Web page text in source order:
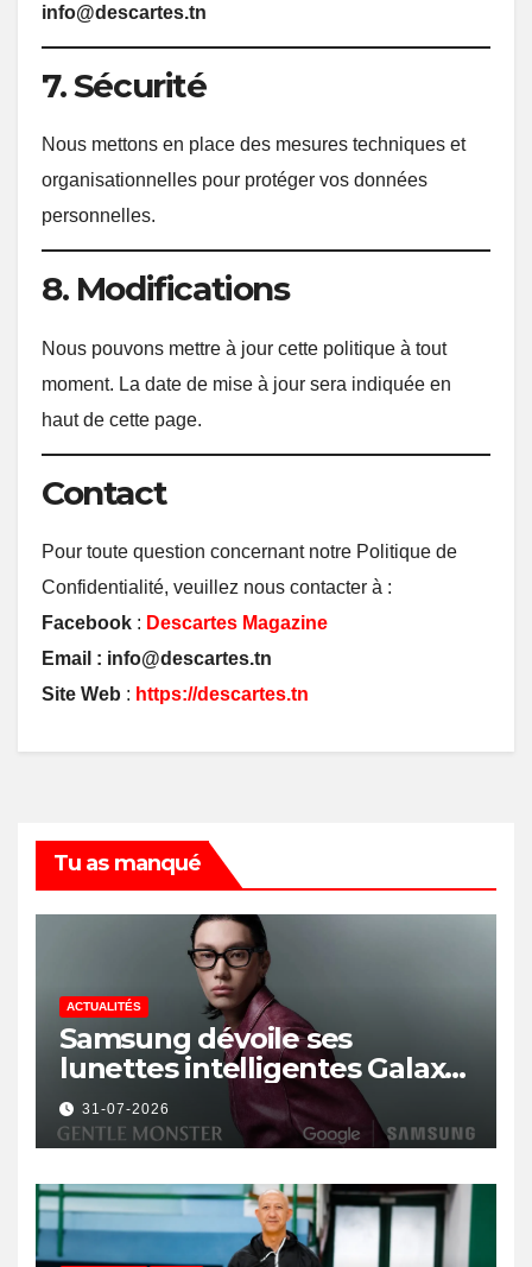
info@descartes.tn
7. Sécurité
Nous mettons en place des mesures techniques et
organisationnelles pour protéger vos données
personnelles.
8. Modifications
Nous pouvons mettre à jour cette politique à tout
moment. La date de mise à jour sera indiquée en
haut de cette page.
Contact
Pour toute question concernant notre Politique de
Confidentialité, veuillez nous contacter à :
Facebook : Descartes Magazine
Email : info@descartes.tn
Site Web : https://descartes.tn
Tu as manqué
ACTUALITÉS
Samsung dévoile ses
lunettes intelligentes Galaxy
avec IA et Gemini
31-07-2026